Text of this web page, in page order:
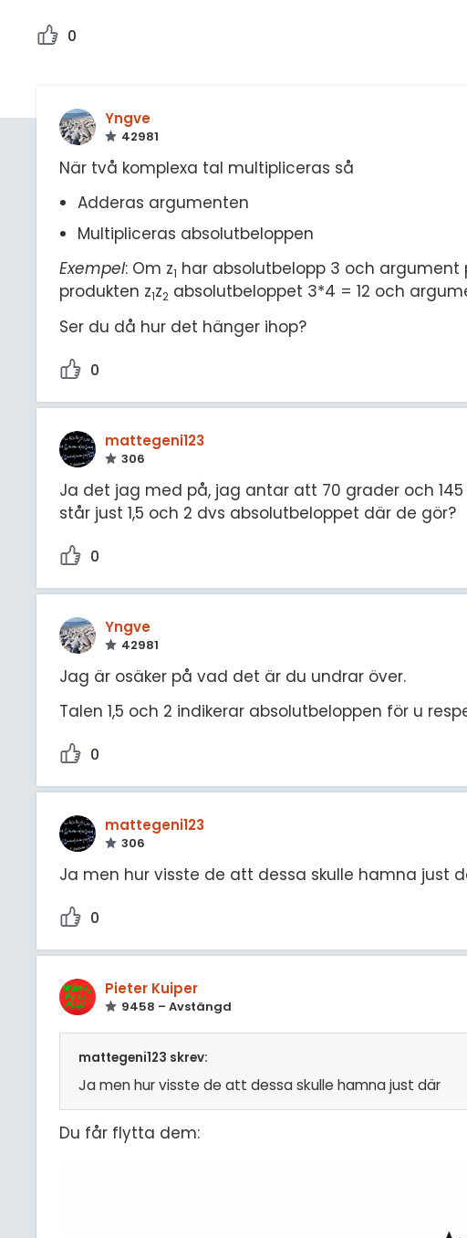
0
Yngve
42981
När två komplexa tal multipliceras så
Adderas argumenten
Multipliceras absolutbeloppen
Exempel: Om z1 har absolutbelopp 3 och argument
produkten z1z2 absolutbeloppet 3*4 = 12 och
Ser du då hur det hänger ihop?
0
mattegeni123
306
Ja det jag med på, jag antar att 70 grader och
står just 1,5 och 2 dvs absolutbeloppet där de gör?
0
Yngve
42981
Jag är osäker på vad det är du undrar över.
Talen 1,5 och 2 indikerar absolutbeloppen för u
0
mattegeni123
306
Ja men hur visste de att dessa skulle hamna just
0
Pieter Kuiper
9458 – Avstängd
mattegeni123 skrev:
Ja men hur visste de att dessa skulle hamna just där
Du får flytta dem: